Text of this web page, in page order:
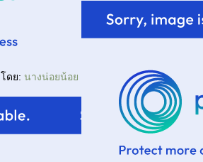
ดย: นางน่อยน้อ